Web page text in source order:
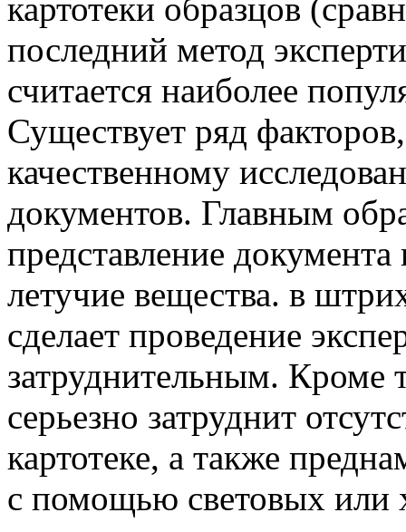
картотеки образцов
последний метод
считается наиболее
Существует ряд
качественному
документов. Главным
представление
летучие вещества. в
сделает проведение
затруднительным. Кроме
серьезно затруднит
картотеке, а также
с помощью световых или